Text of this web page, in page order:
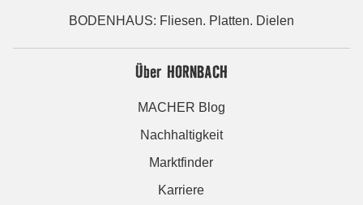
BODENHAUS: Fliesen. Platten. Dielen
Über HORNBACH
MACHER Blog
Nachhaltigkeit
Marktfinder
Karriere